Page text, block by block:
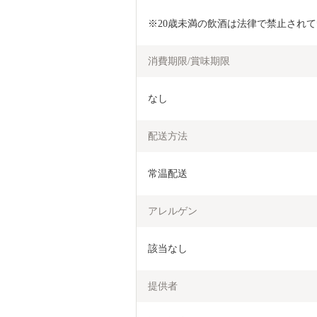
※20歳未満の飲酒は法律で禁止されて
消費期限/賞味期限
なし
配送方法
常温配送
アレルゲン
該当なし
提供者